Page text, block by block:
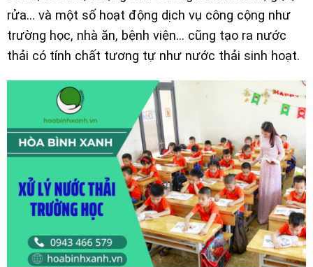
rửa… và một số hoạt động dịch vụ công cộng như
trường học, nhà ăn, bệnh viện… cũng tạo ra nước
thải có tính chất tương tự như nước thải sinh hoạt.